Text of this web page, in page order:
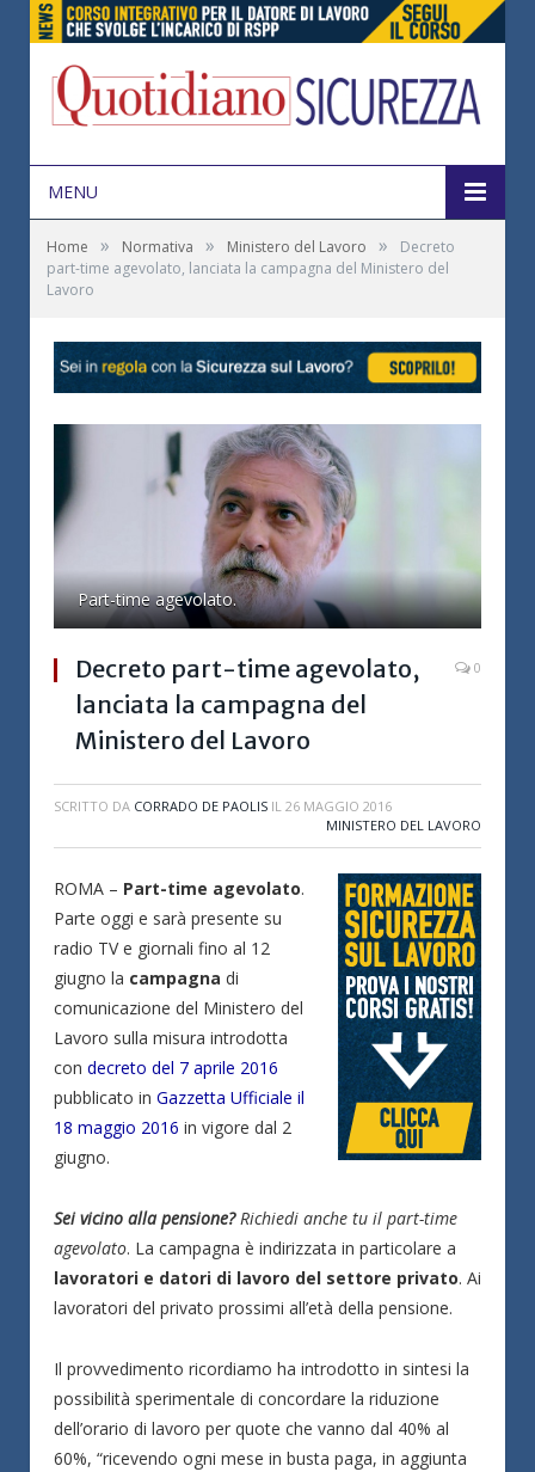
MENU
Home » Normativa » Ministero del Lavoro »
Decreto
part-time agevolato, lanciata la campagna del Ministero del
Lavoro
Part-time agevolato.
Decreto part-time agevolato,
lanciata la campagna del
Ministero del Lavoro
0
SCRITTO DA CORRADO DE PAOLIS IL 26 MAGGIO 2016
MINISTERO DEL LAVORO
ROMA – Part-time agevolato.
Parte oggi e sarà presente su
radio TV e giornali fino al 12
giugno la campagna di
comunicazione del Ministero del
Lavoro sulla misura introdotta
con decreto del 7 aprile 2016
pubblicato in Gazzetta Ufficiale il
18 maggio 2016 in vigore dal 2
giugno.
Sei vicino alla pensione?Richiedi anche tu il part-time
agevolato. La campagna è indirizzata in particolare a
lavoratori e datori di lavoro del settore privato. Ai
lavoratori del privato prossimi all’età della pensione.
Il provvedimento ricordiamo ha introdotto in sintesi la
possibilità sperimentale di concordare la riduzione
dell’orario di lavoro per quote che vanno dal 40% al
60%, “ricevendo ogni mese in busta paga, in aggiunta